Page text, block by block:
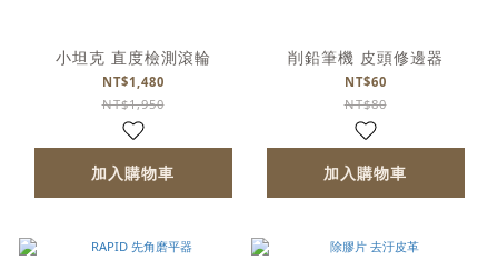
小坦克 直度檢測滾輪
NT$1,480
NT$1,950
加入購物車
削鉛筆機 皮頭修邊器
NT$60
NT$80
加入購物車